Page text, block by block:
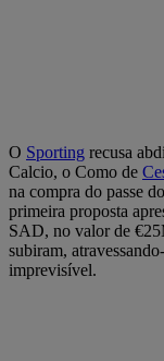
O Sporting recusa
Calcio, o Como de
na compra do passe
primeira proposta
SAD, no valor de
subiram,
imprevisível.